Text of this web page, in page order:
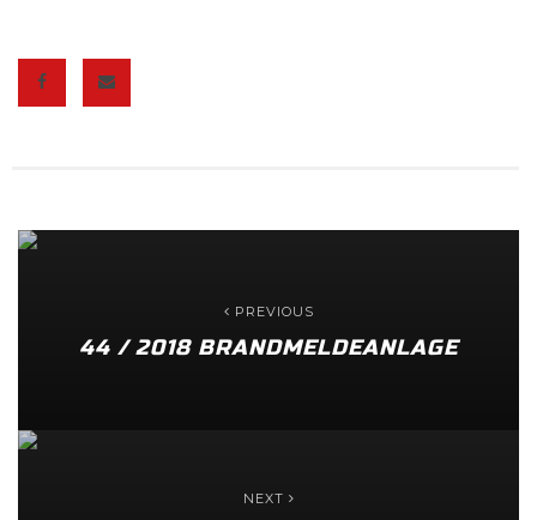
PREVIOUS
44 / 2018 BRANDMELDEANLAGE
NEXT